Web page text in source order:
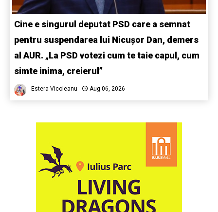
Cine e singurul deputat PSD care a semnat
pentru suspendarea lui Nicușor Dan, demers
al AUR. „La PSD votezi cum te taie capul, cum
simte inima, creierul”
Estera Vicoleanu Aug 06, 2026